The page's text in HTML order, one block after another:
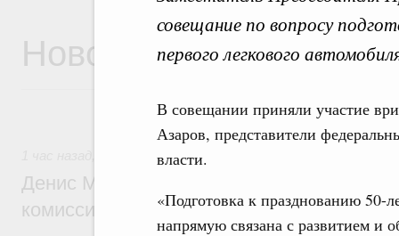
совещание по вопросу
первого легкового
В совещании приняли участие
Азаров, представители
власти.
«Подготовка к празднованию 50-
напрямую связана с развитием и
Новости
Общие вопросы промышленной политики
Денис Мантуров провёл заседание
комиссии по промышленности